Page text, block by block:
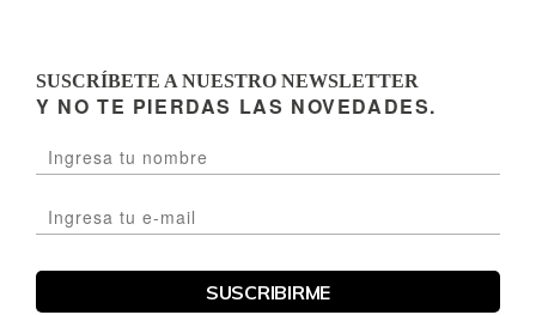
SUSCRÍBETE A NUESTRO NEWSLETTER
Y NO TE PIERDAS LAS NOVEDADES.